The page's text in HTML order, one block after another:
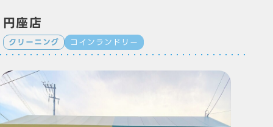
円座店
クリーニング コインランドリー